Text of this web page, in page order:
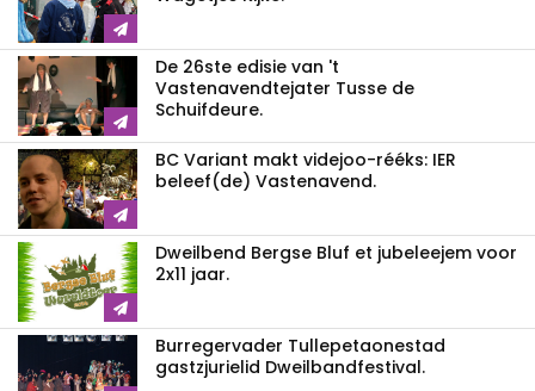
De 26ste edisie van 't
Vastenavendtejater Tusse de
Schuifdeure.
BC Variant makt videjoo-rééks: IER
beleef(de) Vastenavend.
Dweilbend Bergse Bluf et jubeleejem voor
2x11 jaar.
Burregervader Tullepetaonestad
gastzjurielid Dweilbandfestival.